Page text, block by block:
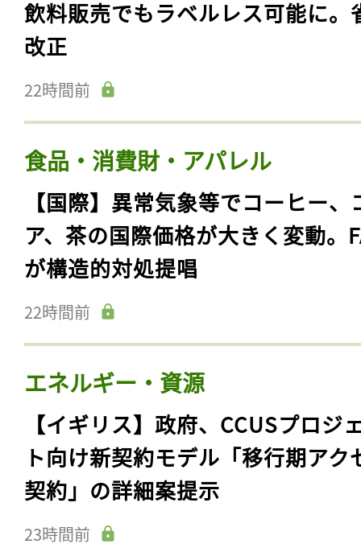
飲料販売でもラベルレス可能に。
改正
22時間前
食品・消費財・アパレル
【国際】異常気象等でコーヒー、
ア、茶の国際価格が大きく変動。
が構造的対処提唱
22時間前
エネルギー・資源
【イギリス】政府、CCUSプロジ
ト向け新契約モデル「移行期アク
契約」の詳細案提示
23時間前